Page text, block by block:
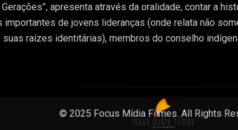
apresenta através da oralidade, contar a
importantes de jovens lideranças (onde relata não
raízes identitárias), membros do conselho
aspectos relacionados ao seu povo e a sua
© 2025 Focus Mídia Filmes. All Rights